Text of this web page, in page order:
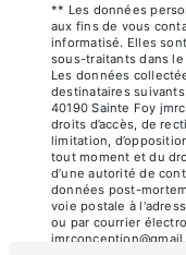
** Les données
aux fins de vous
informatisé. Elles
sous-traitants dans
Les données
destinataires
40190 Sainte Foy
droits d’accès, de
limitation,
tout moment et du
d’une autorité de
données post-
voie postale à
ou par courrier